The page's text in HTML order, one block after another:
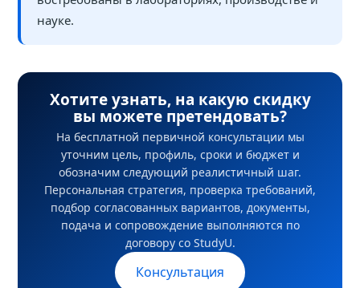
науке.
Хотите узнать, на какую скидку
вы можете претендовать?
На бесплатной первичной консультации мы
уточним цель, профиль, сроки и бюджет и
обозначим следующий реалистичный шаг.
Персональная стратегия, проверка требований,
подбор согласованных вариантов, документы,
подача и сопровождение выполняются по
договору со StudyU.
Консультация